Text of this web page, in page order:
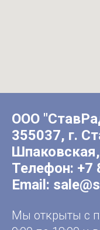
ООО
355037, г.
Телефон: +7
Email:
Мы открыты с